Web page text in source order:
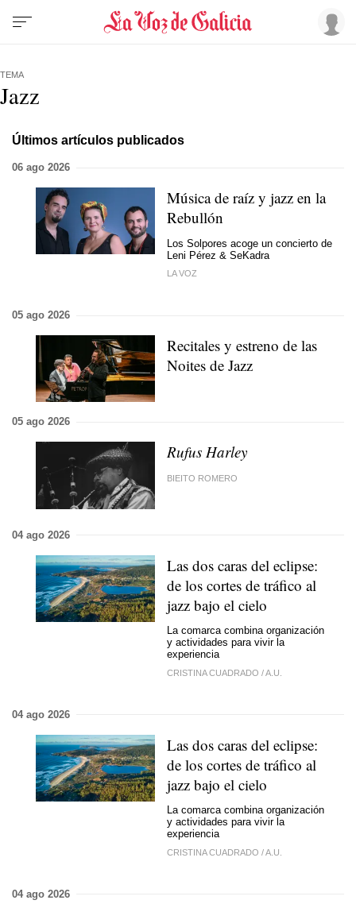
TEMA
Jazz
Últimos artículos publicados
06 ago 2026
Música de raíz y jazz en la
Rebullón
Los Solpores acoge un concierto de
Leni Pérez & SeKadra
LA VOZ
05 ago 2026
Recitales y estreno de las
Noites de Jazz
05 ago 2026
Rufus Harley
BIEITO ROMERO
04 ago 2026
Las dos caras del eclipse:
de los cortes de tráfico al
jazz bajo el cielo
La comarca combina organización
y actividades para vivir la
experiencia
CRISTINA CUADRADO /A.U.
04 ago 2026
Las dos caras del eclipse:
de los cortes de tráfico al
jazz bajo el cielo
La comarca combina organización
y actividades para vivir la
experiencia
CRISTINA CUADRADO /A.U.
04 ago 2026